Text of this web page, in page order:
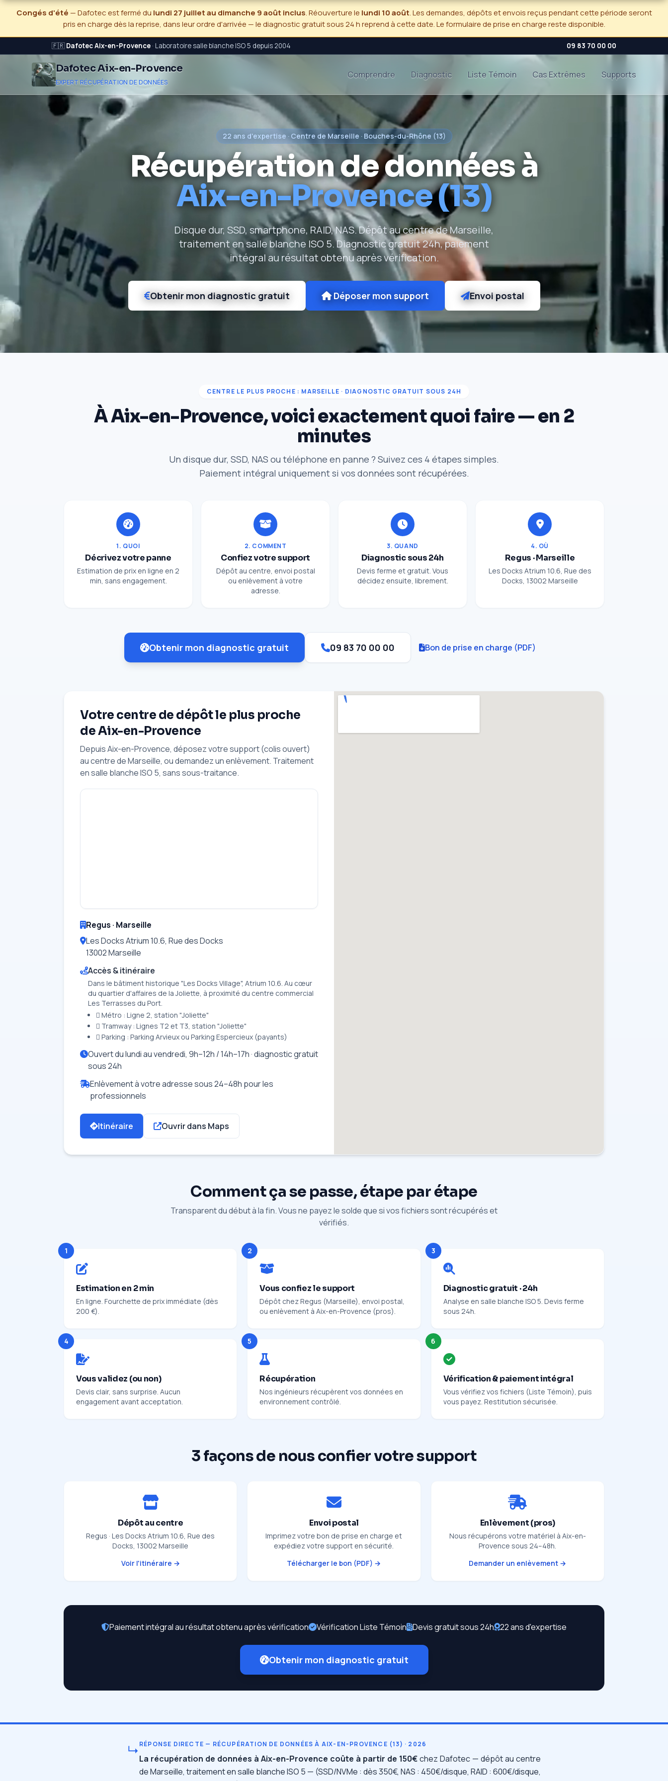
Congés d'été — Dafotec est fermé du lundi 27 juillet au dimanche 9 août inclus. Réouverture le lundi 10 août. Les demandes, dépôts et envois reçus pendant cette période seront
pris en charge dès la reprise, dans leur ordre d'arrivée — le diagnostic gratuit sous 24 h reprend à cette date. Le formulaire de prise en charge reste disponible.
🇫🇷Dafotec Aix-en-Provence · Laboratoire salle blanche ISO 5 depuis 2004 09 83 70 00 00
Dafotec Aix-en-Provence
EXPERT RÉCUPÉRATION DE DONNÉES
Comprendre Diagnostic Liste Témoin Cas Extrêmes Supports
22 ans d'expertise · Centre de Marseille · Bouches-du-Rhône (13)
Récupération de données à
Aix-en-Provence (13)
Disque dur, SSD, smartphone, RAID, NAS. Dépôt au centre de Marseille,
traitement en salle blanche ISO 5. Diagnostic gratuit 24h, paiement
intégral au résultat obtenu après vérification.
Obtenir mon diagnostic gratuit Déposer mon support Envoi postal
CENTRE LE PLUS PROCHE : MARSEILLE · DIAGNOSTIC GRATUIT SOUS 24H
À Aix-en-Provence, voici exactement quoi faire — en 2
minutes
Un disque dur, SSD, NAS ou téléphone en panne ? Suivez ces 4 étapes simples.
Paiement intégral uniquement si vos données sont récupérées.
1. QUOI
Décrivez votre panne
Estimation de prix en ligne en 2
min, sans engagement.
2. COMMENT
Confiez votre support
Dépôt au centre, envoi postal
ou enlèvement à votre
adresse.
3. QUAND
Diagnostic sous 24h
Devis ferme et gratuit. Vous
décidez ensuite, librement.
4. OÙ
Regus · Marseille
Les Docks Atrium 10.6, Rue des
Docks, 13002 Marseille
Obtenir mon diagnostic gratuit 09 83 70 00 00 Bon de prise en charge (PDF)
Votre centre de dépôt le plus proche
de Aix-en-Provence
Depuis Aix-en-Provence, déposez votre support (colis ouvert)
au centre de Marseille, ou demandez un enlèvement. Traitement
en salle blanche ISO 5, sans sous-traitance.
Regus · Marseille
Les Docks Atrium 10.6, Rue des Docks
13002 Marseille
Accès & itinéraire
Dans le bâtiment historique "Les Docks Village", Atrium 10.6. Au cœur
du quartier d'affaires de la Joliette, à proximité du centre commercial
Les Terrasses du Port.
 Métro : Ligne 2, station "Joliette"
 Tramway : Lignes T2 et T3, station "Joliette"
 Parking : Parking Arvieux ou Parking Espercieux (payants)
Ouvert du lundi au vendredi, 9h–12h / 14h–17h · diagnostic gratuit
sous 24h
Enlèvement à votre adresse sous 24–48h pour les
professionnels
Itinéraire Ouvrir dans Maps
Comment ça se passe, étape par étape
Transparent du début à la fin. Vous ne payez le solde que si vos fichiers sont récupérés et
vérifiés.
1
Estimation en 2 min
En ligne. Fourchette de prix immédiate (dès
200 €).
2
Vous confiez le support
Dépôt chez Regus (Marseille), envoi postal,
ou enlèvement à Aix-en-Provence (pros).
3
Diagnostic gratuit · 24h
Analyse en salle blanche ISO 5. Devis ferme
sous 24h.
4
Vous validez (ou non)
Devis clair, sans surprise. Aucun
engagement avant acceptation.
5
Récupération
Nos ingénieurs récupèrent vos données en
environnement contrôlé.
6
Vérification & paiement intégral
Vous vérifiez vos fichiers (Liste Témoin), puis
vous payez. Restitution sécurisée.
3 façons de nous confier votre support
Dépôt au centre
Regus · Les Docks Atrium 10.6, Rue des
Docks, 13002 Marseille
Voir l'itinéraire →
Envoi postal
Imprimez votre bon de prise en charge et
expédiez votre support en sécurité.
Télécharger le bon (PDF) →
Enlèvement (pros)
Nous récupérons votre matériel à Aix-en-
Provence sous 24–48h.
Demander un enlèvement →
Paiement intégral au résultat obtenu après vérification Vérification Liste Témoin Devis gratuit sous 24h 22 ans d'expertise
Obtenir mon diagnostic gratuit
↳ RÉPONSE DIRECTE — RÉCUPÉRATION DE DONNÉES À AIX-EN-PROVENCE (13) · 2026
La récupération de données à Aix-en-Provence coûte à partir de 150€chez Dafotec — dépôt au centre
de Marseille, traitement en salle blanche ISO 5 — (SSD/NVMe : dès 350€, NAS : 450€/disque, RAID : 600€/disque,